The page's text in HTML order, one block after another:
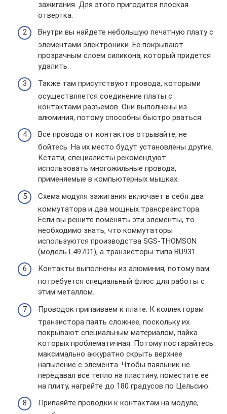
зажигания. Для этого пригодится плоская
отвертка.
Внутри вы найдете небольшую печатную плату с
элементами электроники. Ее покрывают
прозрачным слоем силикона, который придется
удалить.
Также там присутствуют провода, которыми
осуществляется соединение платы с
контактами разъемов. Они выполнены из
алюминия, потому способны быстро рваться.
Все провода от контактов отрывайте, не
бойтесь. На их место будут установлены другие.
Кстати, специалисты рекомендуют
использовать многожильные провода,
применяемые в компьютерных мышках.
Схема модуля зажигания включает в себя два
коммутатора и два мощных трансрезистора.
Если вы решите поменять эти элементы, то
необходимо знать, что коммутаторы
используются производства SGS-THOMSON
(модель L497D1), а транзисторы типа BU931.
Контакты выполнены из алюминия, потому вам
потребуется специальный флюс для работы с
этим металлом.
Проводок припаиваем к плате. К коллекторам
транзистора паять сложнее, поскольку их
покрывают специальным материалом, пайка
которых проблематичная. Потому постарайтесь
максимально аккуратно скрыть верхнее
напыление с элемента. Чтобы паяльник не
передавал все тепло на пластину, поместите ее
на плиту, нагрейте до 180 градусов по Цельсию.
Припаяйте проводки к контактам на модуле,